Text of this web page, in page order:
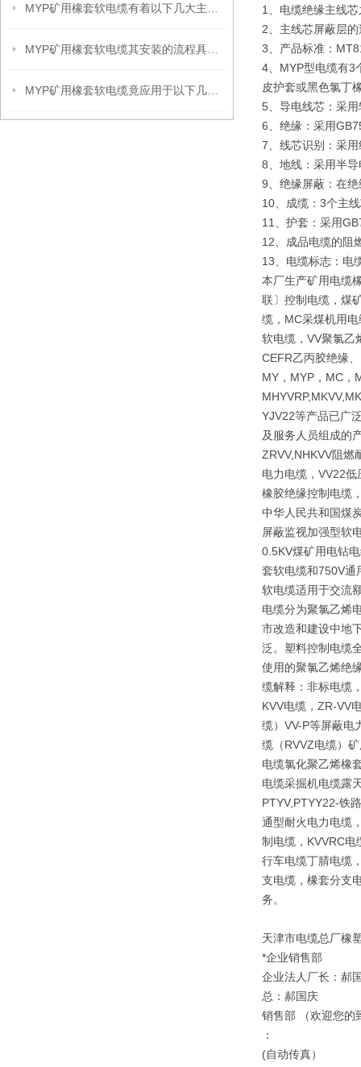
1、电缆绝缘主线
2、主线芯屏蔽层
3、产品标准：
4、MYP型电缆有3
皮护套或黑色氯丁
5、导电线芯：采
6、绝缘：采用
7、线芯识别：采
8、地线：采用半
9、绝缘屏蔽：在
10、成缆：3个主
11、护套：采用
12、成品电缆的阻
13、电缆标志：电
本厂生产矿用电缆
联〕控制电缆，煤
缆，MC采煤机用
软电缆，VV聚氯乙
CEFR乙丙胶绝缘
MY，MYP，MC，
YJV22等产品已广
及服务人员组成的
ZRVV,NHKVV阻燃
电力电缆，VV22
橡胶绝缘控制电缆
中华人民共和国煤
屏蔽监视加强型软
0.5KV煤矿用电钻
套软电缆和750V通
软电缆适用于交流
电缆分为聚氯乙烯
市改造和建设中地
泛。塑料控制电缆
使用的聚氯乙烯绝
缆解释：非标电缆
KVV电缆，ZR-VV
缆）VV-P等屏蔽电
缆（RVVZ电缆）
电缆氯化聚乙烯橡
电缆采掘机电缆露
PTYV,PTYY22-铁
通型耐火电力电缆
制电缆，KVVRC
行车电缆丁腈电缆
支电缆，橡套分支
务。
天津市电缆总厂橡
*企业销售部
企业法人厂长：郝
总：郝国庆
销售部 （欢迎您的
：
(自动传真）